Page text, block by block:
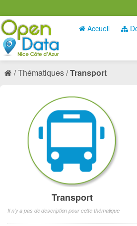
Accueil
Thématiques Transport
Transport
Il n'y a pas de description pour cette thématique